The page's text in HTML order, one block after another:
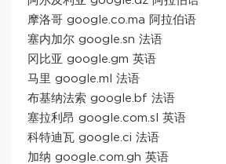
摩洛哥 google.co.ma 阿拉伯语
塞内加尔 google.sn 法语
冈比亚 google.gm 英语
马里 google.ml 法语
布基纳法索 google.bf 法语
塞拉利昂 google.com.sl 英语
科特迪瓦 google.ci 法语
加纳 google.com.gh 英语